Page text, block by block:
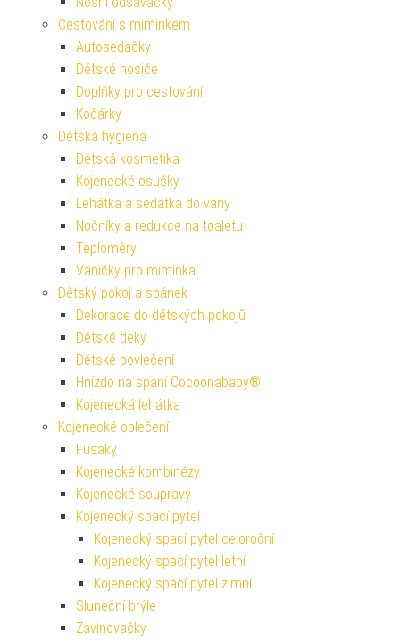
Cestování s miminkem
Autosedačky
Dětské nosiče
Doplňky pro cestování
Kočárky
Dětská hygiena
Dětská kosmetika
Kojenecké osušky
Lehátka a sedátka do vany
Nočníky a redukce na toaletu
Teploměry
Vaničky pro miminka
Dětský pokoj a spánek
Dekorace do dětských pokojů
Dětské deky
Dětské povlečení
Hnízdo na spaní Cocoonababy®
Kojenecká lehátka
Kojenecké oblečení
Fusaky
Kojenecké kombinézy
Kojenecké soupravy
Kojenecký spací pytel
Kojenecký spací pytel celoroční
Kojenecký spací pytel letní
Kojenecký spací pytel zimní
Sluneční brýle
Zavinovačky